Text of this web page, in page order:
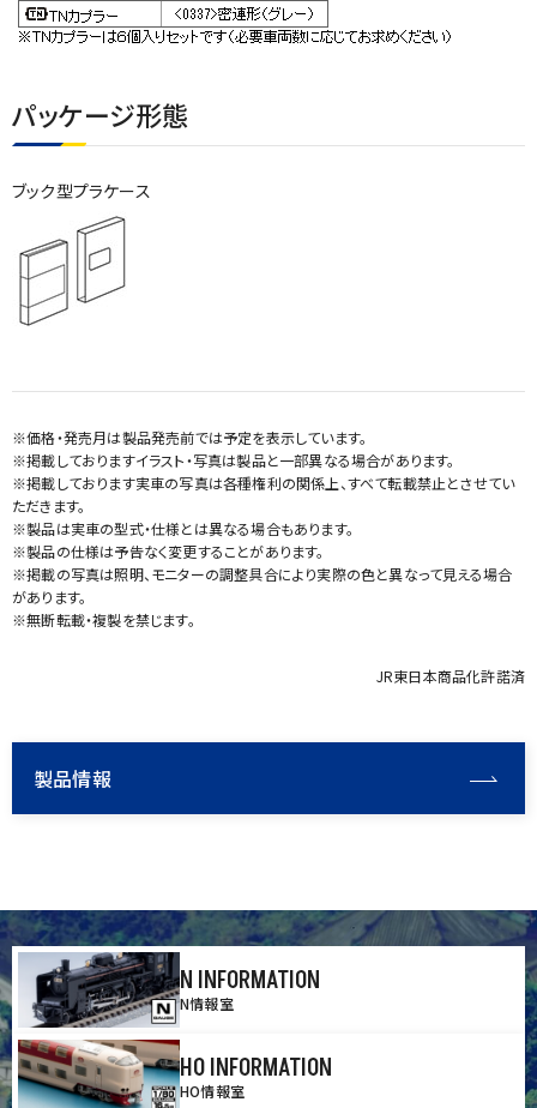
パッケージ形態
ブック型プラケース
※価格・発売月は製品発売前では予定を表示しています。
※掲載しておりますイラスト・写真は製品と一部異なる場合があります。
※掲載しております実車の写真は各種権利の関係上、すべて転載禁止とさせてい
ただきます。
※製品は実車の型式・仕様とは異なる場合もあります。
※製品の仕様は予告なく変更することがあります。
※掲載の写真は照明、モニターの調整具合により実際の色と異なって見える場合
があります。
※無断転載・複製を禁じます。
JR東日本商品化許諾済
製品情報
N INFORMATION
N情報室
HO INFORMATION
HO情報室